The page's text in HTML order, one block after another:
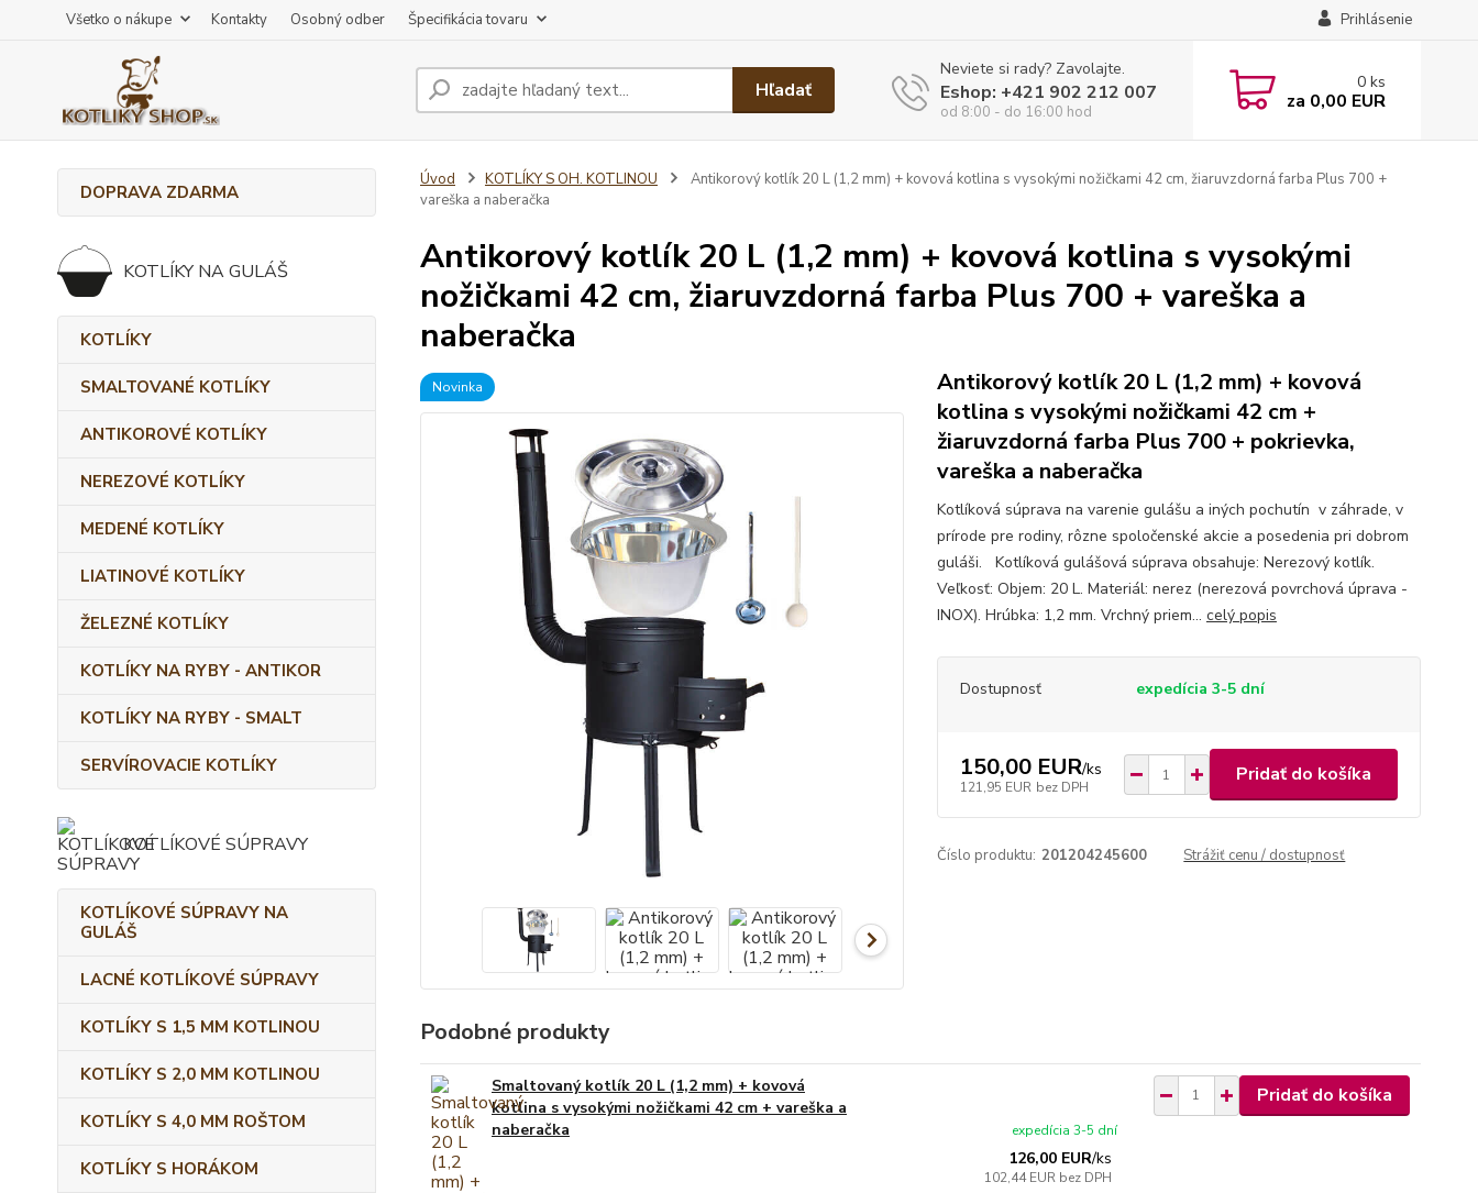
Všetko o nákupe Kontakty Osobný odber Špecifikácia tovaru Prihlásenie
Hľadať
Neviete si rady? Zavolajte.
Eshop: +421 902 212 007
od 8:00 - do 16:00 hod
0 ks
za 0,00 EUR
DOPRAVA ZDARMA
KOTLÍKY NA GULÁŠ
KOTLÍKY
SMALTOVANÉ KOTLÍKY
ANTIKOROVÉ KOTLÍKY
NEREZOVÉ KOTLÍKY
MEDENÉ KOTLÍKY
LIATINOVÉ KOTLÍKY
ŽELEZNÉ KOTLÍKY
KOTLÍKY NA RYBY - ANTIKOR
KOTLÍKY NA RYBY - SMALT
SERVÍROVACIE KOTLÍKY
KOTLÍKOVÉ SÚPRAVY
KOTLÍKOVÉ SÚPRAVY NA
GULÁŠ
LACNÉ KOTLÍKOVÉ SÚPRAVY
KOTLÍKY S 1,5 MM KOTLINOU
KOTLÍKY S 2,0 MM KOTLINOU
KOTLÍKY S 4,0 MM ROŠTOM
KOTLÍKY S HORÁKOM
Úvod KOTLÍKY S OH. KOTLINOU
Antikorový kotlík 20 L (1,2 mm) + kovová kotlina s vysokými nožičkami 42 cm, žiaruvzdorná farba Plus 700 +
vareška a naberačka
Antikorový kotlík 20 L (1,2 mm) + kovová kotlina s vysokými
nožičkami 42 cm, žiaruvzdorná farba Plus 700 + vareška a
naberačka
Novinka
Antikorový kotlík 20 L (1,2 mm) + kovová
kotlina s vysokými nožičkami 42 cm +
žiaruvzdorná farba Plus 700 + pokrievka,
vareška a naberačka
Kotlíková súprava na varenie gulášu a iných pochutín v záhrade, v
prírode pre rodiny, rôzne spoločenské akcie a posedenia pri dobrom
guláši. Kotlíková gulášová súprava obsahuje: Nerezový kotlík.
Veľkosť: Objem: 20 L. Materiál: nerez (nerezová povrchová úprava -
INOX). Hrúbka: 1,2 mm. Vrchný priem... celý popis
Dostupnosť expedícia 3-5 dní
150,00 EUR/ks
121,95 EUR bez DPH
Pridať do košíka
Číslo produktu: 201204245600 Strážiť cenu / dostupnosť
Podobné produkty
Smaltovaný kotlík 20 L (1,2 mm) + kovová
kotlina s vysokými nožičkami 42 cm + vareška a
naberačka
126,00 EUR/ks
102,44 EUR bez DPH
expedícia 3-5 dní
Pridať do košíka